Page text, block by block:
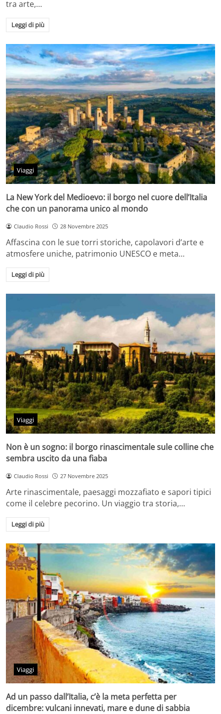
tra arte,…
Leggi di più
Viaggi
La New York del Medioevo: il borgo nel cuore dell’Italia
che con un panorama unico al mondo
Claudio Rossi 28 Novembre 2025
Affascina con le sue torri storiche, capolavori d’arte e
atmosfere uniche, patrimonio UNESCO e meta…
Leggi di più
Viaggi
Non è un sogno: il borgo rinascimentale sule colline che
sembra uscito da una fiaba
Claudio Rossi 27 Novembre 2025
Arte rinascimentale, paesaggi mozzafiato e sapori tipici
come il celebre pecorino. Un viaggio tra storia,…
Leggi di più
Viaggi
Ad un passo dall’Italia, c’è la meta perfetta per
dicembre: vulcani innevati, mare e dune di sabbia